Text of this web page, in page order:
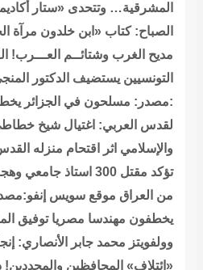
المشرقية… وتتحدى «ستار
الصباح: كتاب «ابن خلدون مرآة
مديح الغرب وشتائــم العـــرب!
التونسيين يستضيف الدكتور
:مصدر: مسلحون في الجزائر
لقدس العربي: اغتيال شيخ
والإسلامي اثر اقتحام منزله
من العراق موقع سويس
يخطفون مهندسا مصرياتوفيق
وولفويتز محمد جابر الأنصاري:
«ائتلاف» المحافظين والمجددين!